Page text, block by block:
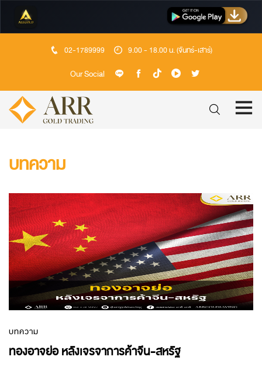
02-1789999 9.00 - 18.00 น. (จันทร์-เสาร์)
Our Social
บทความ
บทความ
ทองอาจย่อ หลังเจรจาการค้าจีน-สหรัฐ